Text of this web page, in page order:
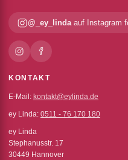
@_ey_lindaauf Instagram
KONTAKT
E-Mail: kontakt@eylinda.de
ey Linda: 0511 - 76 170 180
ey Linda
Stephanusstr. 17
30449 Hannover